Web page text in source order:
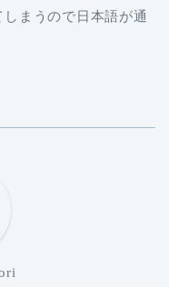
まうので日本語が通